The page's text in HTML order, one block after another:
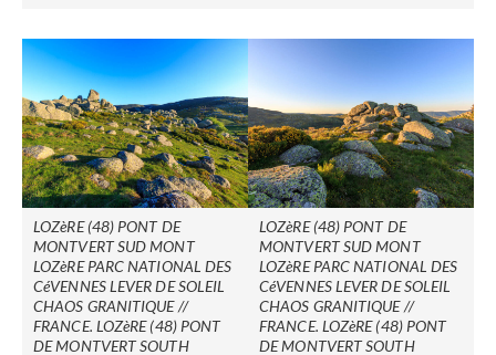
LOZèRE (48) PONT DE
MONTVERT SUD MONT
LOZèRE PARC NATIONAL DES
CéVENNES LEVER DE SOLEIL
CHAOS GRANITIQUE //
FRANCE. LOZèRE (48) PONT
DE MONTVERT SOUTH
LOZèRE (48) PONT DE
MONTVERT SUD MONT
LOZèRE PARC NATIONAL DES
CéVENNES LEVER DE SOLEIL
CHAOS GRANITIQUE //
FRANCE. LOZèRE (48) PONT
DE MONTVERT SOUTH